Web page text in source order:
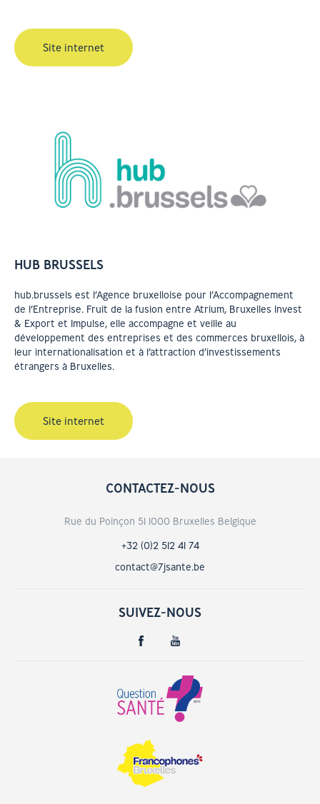
Site internet
HUB BRUSSELS
hub.brussels est l’Agence bruxelloise pour l’Accompagnement
de l’Entreprise. Fruit de la fusion entre Atrium, Bruxelles Invest
& Export et Impulse, elle accompagne et veille au
développement des entreprises et des commerces bruxellois, à
leur internationalisation et à l’attraction d’investissements
étrangers à Bruxelles.
Site internet
CONTACTEZ-NOUS
Rue du Poinçon 51 1000 Bruxelles Belgique
+32 (0)2 512 41 74
contact@7jsante.be
SUIVEZ-NOUS